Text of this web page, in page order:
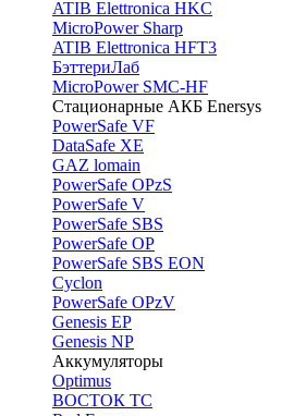
ATIB Elettronica HKC
MicroPower Sharp
ATIB Elettronica HFT3
БэттериЛаб
MicroPower SMC-HF
Стационарные АКБ Enersys
PowerSafe VF
DataSafe XE
GAZ lomain
PowerSafe OPzS
PowerSafe V
PоwerSafe SBS
PowerSafe OP
PоwerSafe SBS EON
Cyclon
PowerSafe OPzV
Genesis EP
Genesis NP
Аккумуляторы
Optimus
ВОСТОК ТС